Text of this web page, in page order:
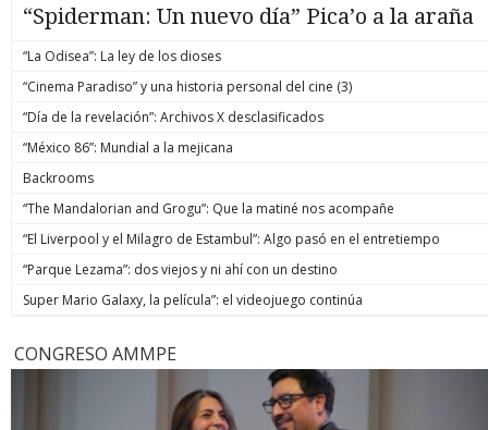
“Spiderman: Un nuevo día” Pica’o a la araña
“La Odisea”: La ley de los dioses
“Cinema Paradiso” y una historia personal del cine (3)
“Día de la revelación”: Archivos X desclasificados
“México 86”: Mundial a la mejicana
Backrooms
“The Mandalorian and Grogu”: Que la matiné nos acompañe
“El Liverpool y el Milagro de Estambul”: Algo pasó en el entretiempo
“Parque Lezama”: dos viejos y ni ahí con un destino
Super Mario Galaxy, la película”: el videojuego continúa
CONGRESO AMMPE